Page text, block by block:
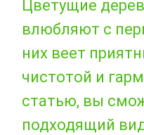
Цветущие
влюбляют с
них веет
чистотой и
статью, вы
подходящий